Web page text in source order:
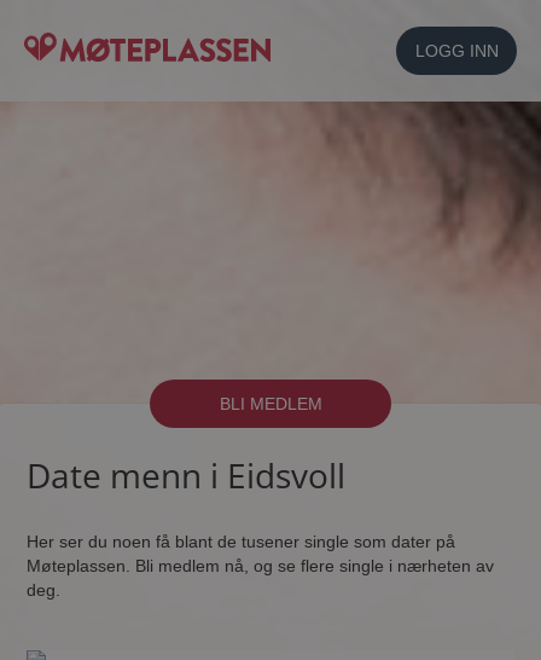
LOGG INN
BLI MEDLEM
Date menn i Eidsvoll
Her ser du noen få blant de tusener single som dater på
Møteplassen. Bli medlem nå, og se flere single i nærheten av
deg.